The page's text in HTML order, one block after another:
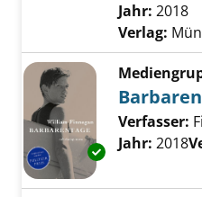
Jahr: 2018
Verlag:
Exemplar-
Verfasser:
Jahr: 2018